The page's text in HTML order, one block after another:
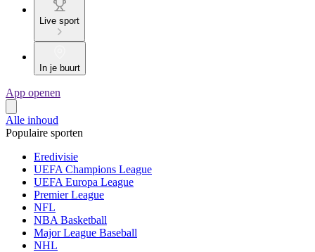
Live sport
In je buurt
App openen
Alle inhoud
Populaire sporten
Eredivisie
UEFA Champions League
UEFA Europa League
Premier League
NFL
NBA Basketball
Major League Baseball
NHL